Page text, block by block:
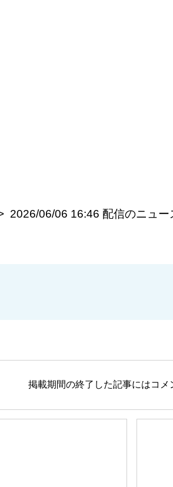
2026/06/06 16:46 配信のニュ
掲載期間の終了した記事にはコメ